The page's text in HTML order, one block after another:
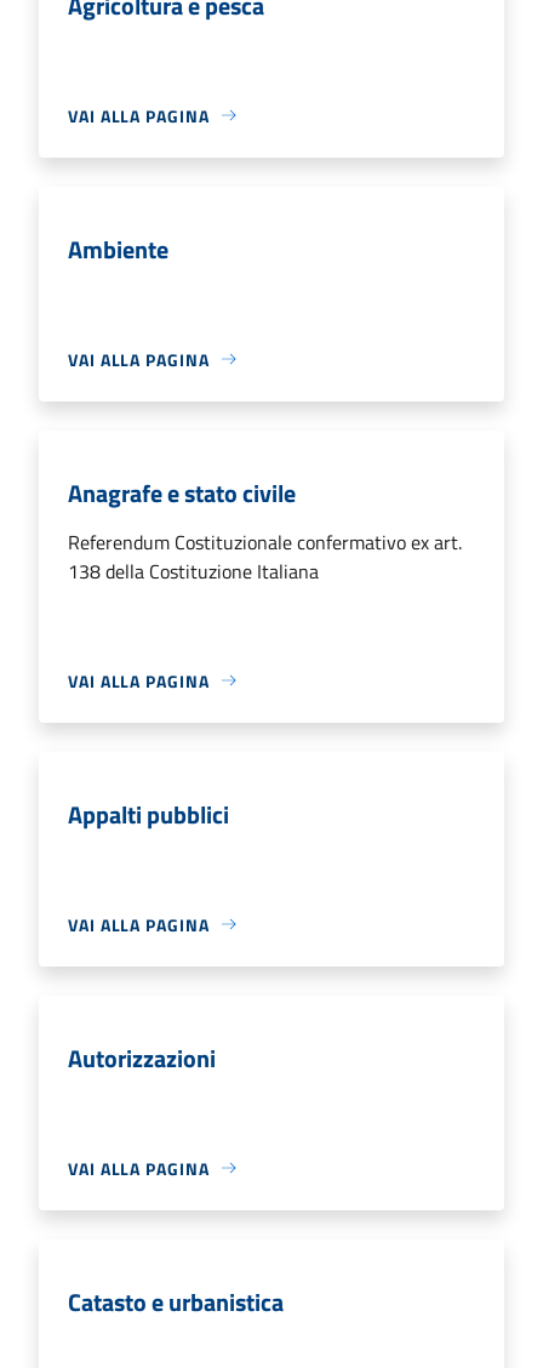
VAI ALLA PAGINA
Ambiente
VAI ALLA PAGINA
Anagrafe e stato civile
Referendum Costituzionale confermativo ex art.
138 della Costituzione Italiana
VAI ALLA PAGINA
Appalti pubblici
VAI ALLA PAGINA
Autorizzazioni
VAI ALLA PAGINA
Catasto e urbanistica